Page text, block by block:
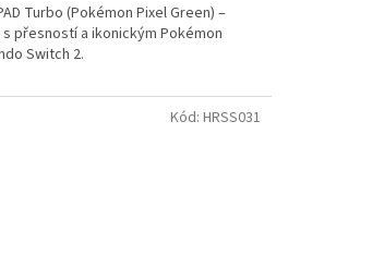
Turbo (Pokémon Pixel Green) –
přesností a ikonickým Pokémon
Switch 2.
Kód: HRSS031